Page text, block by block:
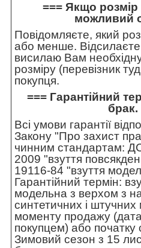
=== Якщо розмір
можливий
Повідомляєте, який
або менше. Відсилаєте
висилаю Вам
розміру (перевізник
покупця.
=== Гарантійний
брак.
Всі умови гарантії
Закону "Про захист
чинним стандартам:
2009 "взуття
19116-84 "взуття
Гарантійний термін:
модельна з верхом з
синтетичних і штучних
моменту продажу
покупцем) або початку
Зимовий сезон з 15